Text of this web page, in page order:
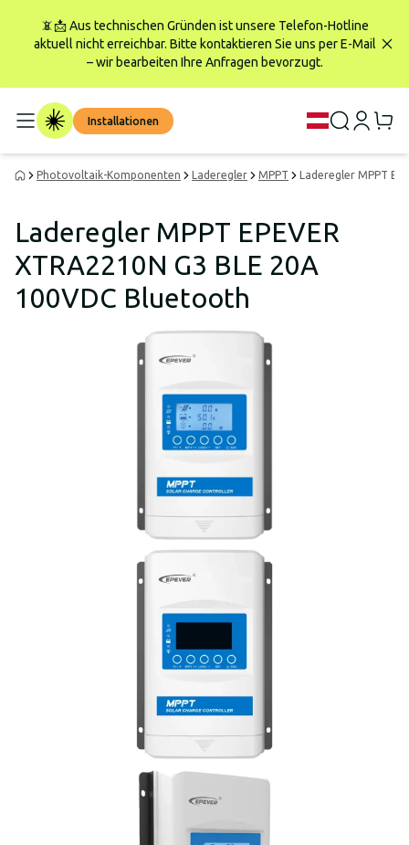
📵📩 Aus technischen Gründen ist unsere Telefon-Hotline
aktuell nicht erreichbar. Bitte kontaktieren Sie uns per E-Mail
– wir bearbeiten Ihre Anfragen bevorzugt.
Installationen
Photovoltaik-Komponenten Laderegler MPPT Laderegler MPPT
Laderegler MPPT EPEVER
XTRA2210N G3 BLE 20A
100VDC Bluetooth